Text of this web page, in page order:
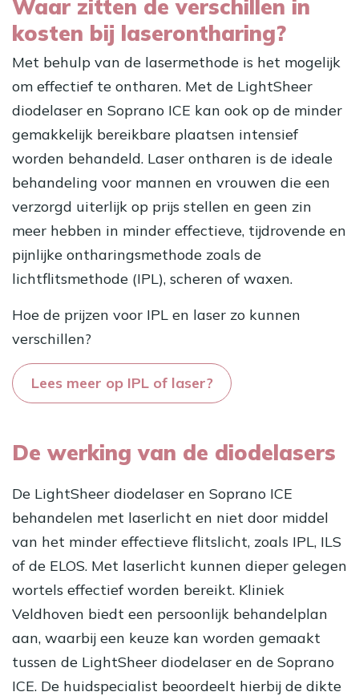
Waar zitten de verschillen in
kosten bij laserontharing?
Met behulp van de lasermethode is het mogelijk
om effectief te ontharen. Met de LightSheer
diodelaser en Soprano ICE kan ook op de minder
gemakkelijk bereikbare plaatsen intensief
worden behandeld. Laser ontharen is de ideale
behandeling voor mannen en vrouwen die een
verzorgd uiterlijk op prijs stellen en geen zin
meer hebben in minder effectieve, tijdrovende en
pijnlijke ontharingsmethode zoals de
lichtflitsmethode (IPL), scheren of waxen.
Hoe de prijzen voor IPL en laser zo kunnen
verschillen?
Lees meer op IPL of laser?
De werking van de diodelasers
De LightSheer diodelaser en Soprano ICE
behandelen met laserlicht en niet door middel
van het minder effectieve flitslicht, zoals IPL, ILS
of de ELOS. Met laserlicht kunnen dieper gelegen
wortels effectief worden bereikt. Kliniek
Veldhoven biedt een persoonlijk behandelplan
aan, waarbij een keuze kan worden gemaakt
tussen de LightSheer diodelaser en de Soprano
ICE. De huidspecialist beoordeelt hierbij de dikte